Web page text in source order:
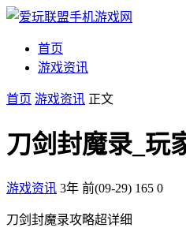
首页
游戏资讯
首页 游戏资讯 正文
刀剑封魔录_玩
游戏资讯 3年 前(09-29) 165 0
刀剑封魔录攻略超详细